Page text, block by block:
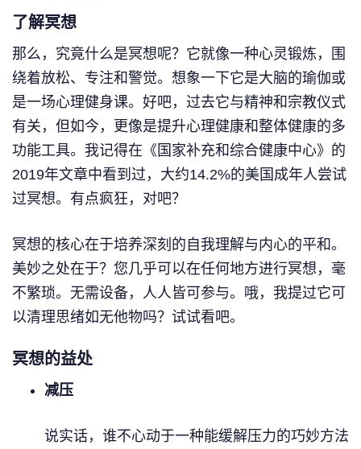
了解冥想
那么，究竟什么是冥想呢？它就像一种心灵锻炼，围
绕着放松、专注和警觉。想象一下它是大脑的瑜伽或
是一场心理健身课。好吧，过去它与精神和宗教仪式
有关，但如今，更像是提升心理健康和整体健康的多
功能工具。我记得在《国家补充和综合健康中心》的
2019年文章中看到过，大约14.2%的美国成年人尝试
过冥想。有点疯狂，对吧？
冥想的核心在于培养深刻的自我理解与内心的平和。
美妙之处在于？您几乎可以在任何地方进行冥想，毫
不繁琐。无需设备，人人皆可参与。哦，我提过它可
以清理思绪如无他物吗？试试看吧。
冥想的益处
减压
说实话，谁不心动于一种能缓解压力的巧妙方法